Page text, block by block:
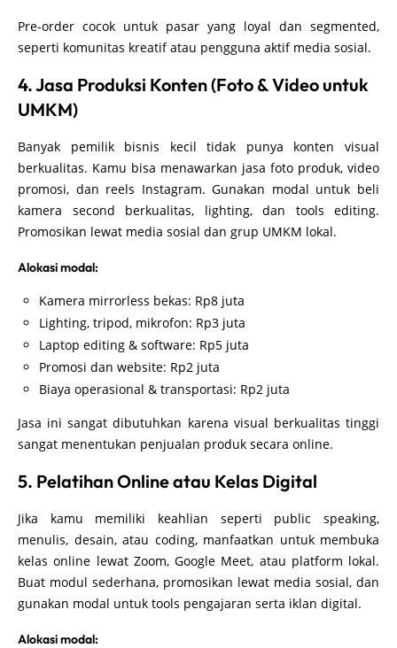
Pre-order cocok untuk pasar yang loyal dan segmented,
seperti komunitas kreatif atau pengguna aktif media sosial.
4. Jasa Produksi Konten (Foto & Video untuk
UMKM)
Banyak pemilik bisnis kecil tidak punya konten visual
berkualitas. Kamu bisa menawarkan jasa foto produk, video
promosi, dan reels Instagram. Gunakan modal untuk beli
kamera second berkualitas, lighting, dan tools editing.
Promosikan lewat media sosial dan grup UMKM lokal.
Alokasi modal:
Kamera mirrorless bekas: Rp8 juta
Lighting, tripod, mikrofon: Rp3 juta
Laptop editing & software: Rp5 juta
Promosi dan website: Rp2 juta
Biaya operasional & transportasi: Rp2 juta
Jasa ini sangat dibutuhkan karena visual berkualitas tinggi
sangat menentukan penjualan produk secara online.
5. Pelatihan Online atau Kelas Digital
Jika kamu memiliki keahlian seperti public speaking,
menulis, desain, atau coding, manfaatkan untuk membuka
kelas online lewat Zoom, Google Meet, atau platform lokal.
Buat modul sederhana, promosikan lewat media sosial, dan
gunakan modal untuk tools pengajaran serta iklan digital.
Alokasi modal: